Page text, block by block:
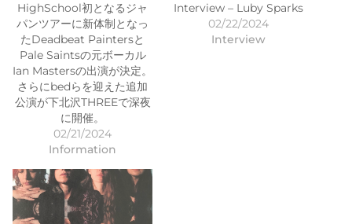
HighSchool初となるジャ
パンツアーに新体制となっ
たDeadbeat Paintersと
Pale Saintsの元ボーカル
Ian Mastersの出演が決定。
さらにbedらを迎えた追加
公演が下北沢THREEで深夜
に開催。
02/21/2024
Information
Interview – Luby Sparks
02/22/2024
Interview